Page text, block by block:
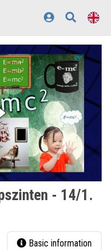
- 14/1.
Basic information